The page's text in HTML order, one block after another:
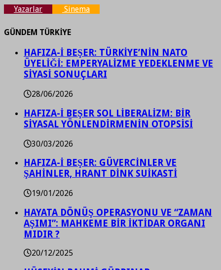
Yazarlar Sinema
GÜNDEM TÜRKİYE
HAFIZA-İ BEŞER: TÜRKİYE’NİN NATO
ÜYELİĞİ: EMPERYALİZME YEDEKLENME VE
SİYASİ SONUÇLARI
28/06/2026
HAFIZA-İ BEŞER SOL LİBERALİZM: BİR
SİYASAL YÖNLENDİRMENİN OTOPSİSİ
30/03/2026
HAFIZA-İ BEŞER: GÜVERCİNLER VE
ŞAHİNLER, HRANT DİNK SUİKASTİ
19/01/2026
HAYATA DÖNÜŞ OPERASYONU VE “ZAMAN
AŞIMI”: MAHKEME BİR İKTİDAR ORGANI
MIDIR ?
20/12/2025